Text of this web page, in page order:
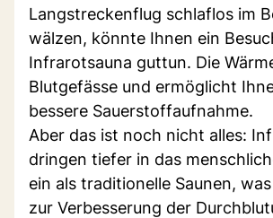
Langstreckenflug schlaflos im
wälzen, könnte Ihnen ein
Infrarotsauna guttun. Die
Blutgefässe und ermöglicht
bessere Sauerstoffaufnahme.
Aber das ist noch nicht alles:
dringen tiefer in das
ein als traditionelle Saunen,
zur Verbesserung der